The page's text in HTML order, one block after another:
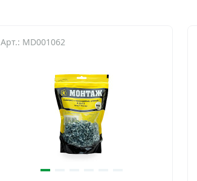
Арт.: MD001062